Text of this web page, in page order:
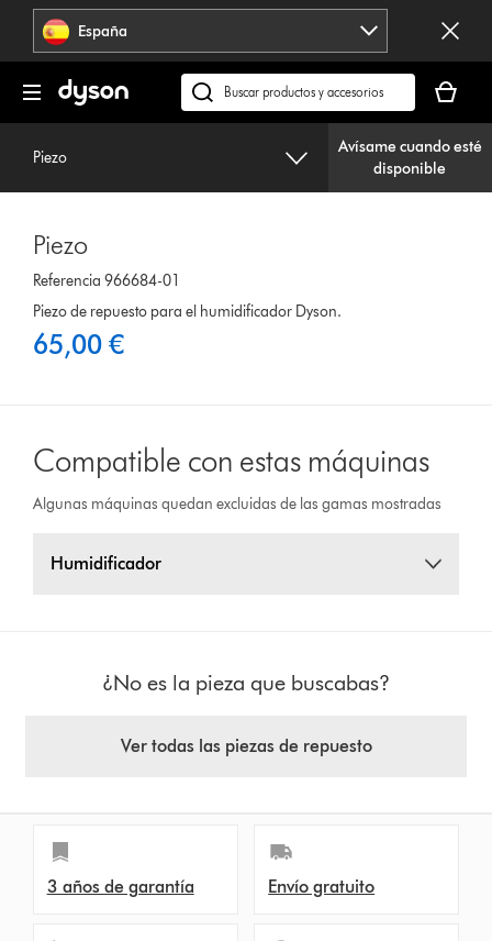
Omitir
navegación España
Buscar
en
cesta
está
vacía
Piezo
Avísame cuando esté
disponible
Piezo
Referencia 966684-01
Piezo de repuesto para el humidificador Dyson.
65,00 €
Compatible con estas máquinas
Algunas máquinas quedan excluidas de las gamas mostradas
Humidificador
¿No es la pieza que buscabas?
Ver todas las piezas de repuesto
3 años de garantía Envío gratuito